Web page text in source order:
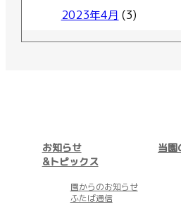
2023年4月 (3)
お知らせ
&トピックス
園からのお知らせ
ふたば通信
当園